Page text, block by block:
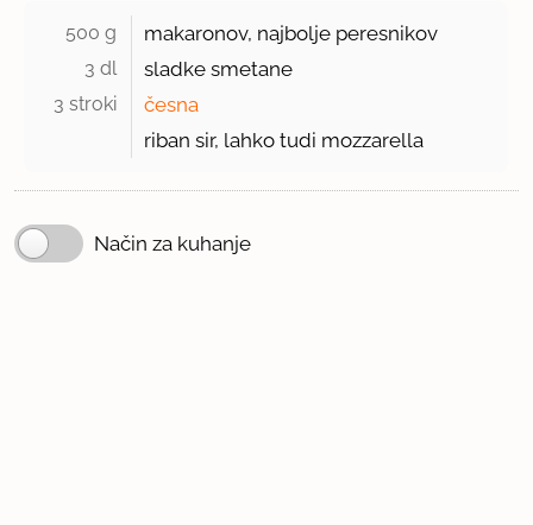
500 g makaronov, najbolje peresnikov
3 dl sladke smetane
3 stroki
česna
riban sir, lahko tudi mozzarella
Način za kuhanje